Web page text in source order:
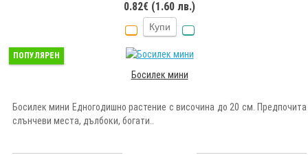
0.82€ (1.60 лв.)
Купи
ПОПУЛЯРЕН
Босилек мини
Босилек мини Едногодишно растение с височина до 20 см. Предпочита
слънчеви места, дълбоки, богати..